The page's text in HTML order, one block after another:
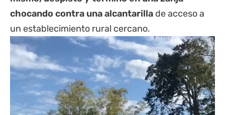
chocando contra una alcantarilla de acceso a
un establecimiento rural cercano.